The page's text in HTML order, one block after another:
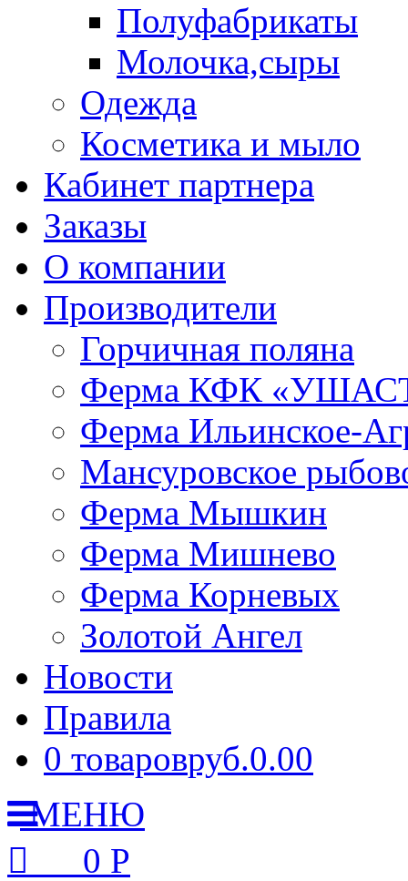
Полуфабрикаты
Молочка,сыры
Одежда
Косметика и мыло
Кабинет партнера
Заказы
О компании
Производители
Горчичная поляна
Ферма КФК
Ферма Ильинское-
Мансуровское
Ферма Мышкин
Ферма Мишнево
Ферма Корневых
Золотой Ангел
Новости
Правила
0 товаровруб.0.00
МЕНЮ
0 Р